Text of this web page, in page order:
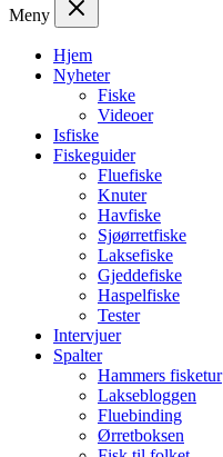
Meny
Hjem
Nyheter
Fiske
Videoer
Isfiske
Fiskeguider
Fluefiske
Knuter
Havfiske
Sjøørretfiske
Laksefiske
Gjeddefiske
Haspelfiske
Tester
Intervjuer
Spalter
Hammers fisketur
Laksebloggen
Fluebinding
Ørretboksen